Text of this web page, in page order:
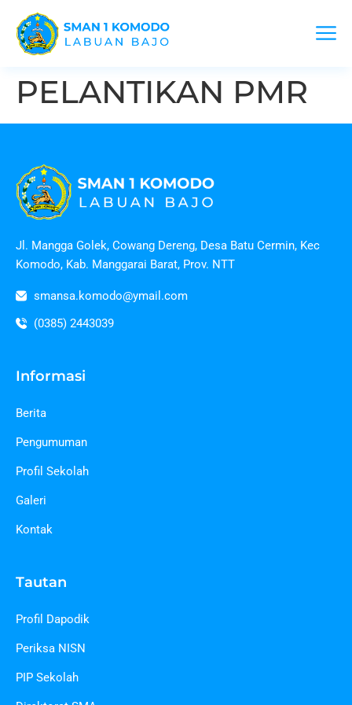
PELANTIKAN PMR
Jl. Mangga Golek, Cowang Dereng, Desa Batu Cermin, Kec
Komodo, Kab. Manggarai Barat, Prov. NTT
smansa.komodo@ymail.com
(0385) 2443039
Informasi
Berita
Pengumuman
Profil Sekolah
Galeri
Kontak
Tautan
Profil Dapodik
Periksa NISN
PIP Sekolah